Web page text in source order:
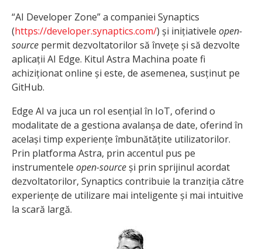
“AI Developer Zone” a companiei Synaptics
(https://developer.synaptics.com/) și inițiativele open-
source permit dezvoltatorilor să învețe și să dezvolte
aplicații AI Edge. Kitul Astra Machina poate fi
achiziționat online și este, de asemenea, susținut pe
GitHub.
Edge AI va juca un rol esențial în IoT, oferind o
modalitate de a gestiona avalanșa de date, oferind în
același timp experiențe îmbunătățite utilizatorilor.
Prin platforma Astra, prin accentul pus pe
instrumentele open-sourceși prin sprijinul acordat
dezvoltatorilor, Synaptics contribuie la tranziția către
experiențe de utilizare mai inteligente și mai intuitive
la scară largă.